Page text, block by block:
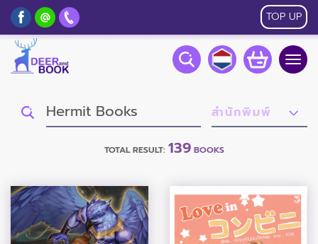
TOP UP
TOTAL RESULT: 139 BOOKS